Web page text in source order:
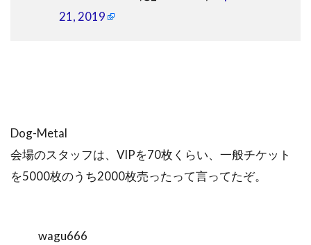
21, 2019
Dog-Metal
会場のスタッフは、VIPを70枚くらい、一般チケット
を5000枚のうち2000枚売ったって言ってたぞ。
wagu666